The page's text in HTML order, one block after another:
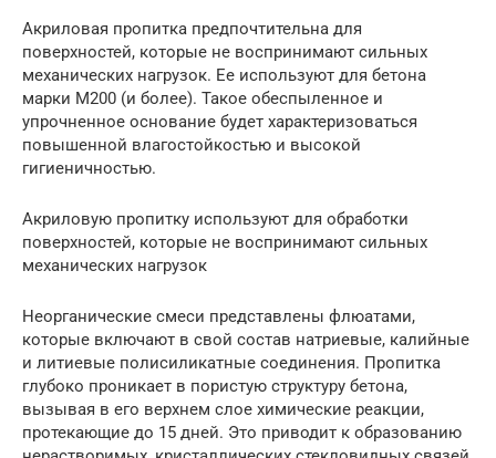
Акриловая пропитка предпочтительна для
поверхностей, которые не воспринимают сильных
механических нагрузок. Ее используют для бетона
марки М200 (и более). Такое обеспыленное и
упрочненное основание будет характеризоваться
повышенной влагостойкостью и высокой
гигиеничностью.
Акриловую пропитку используют для обработки
поверхностей, которые не воспринимают сильных
механических нагрузок
Неорганические смеси представлены флюатами,
которые включают в свой состав натриевые, калийные
и литиевые полисиликатные соединения. Пропитка
глубоко проникает в пористую структуру бетона,
вызывая в его верхнем слое химические реакции,
протекающие до 15 дней. Это приводит к образованию